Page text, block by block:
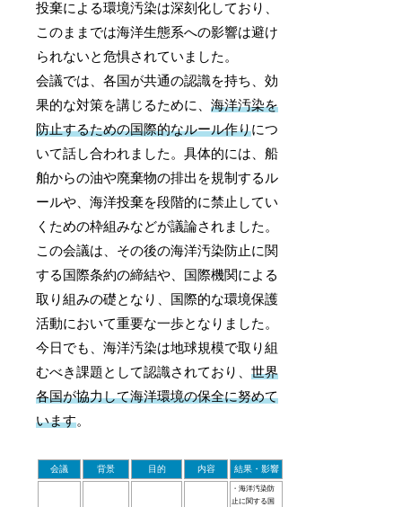
投棄による環境汚染は深刻化しており、
このままでは海洋生態系への影響は避け
られないと危惧されていました。
会議では、各国が共通の認識を持ち、効
果的な対策を講じるために、海洋汚染を
防止するための国際的なルール作りにつ
いて話し合われました。具体的には、船
舶からの油や廃棄物の排出を規制するル
ールや、海洋投棄を段階的に禁止してい
くための枠組みなどが議論されました。
この会議は、その後の海洋汚染防止に関
する国際条約の締結や、国際機関による
取り組みの礎となり、国際的な環境保護
活動において重要な一歩となりました。
今日でも、海洋汚染は地球規模で取り組
むべき課題として認識されており、世界
各国が協力して海洋環境の保全に努めて
います。
会議 背景 目的 内容 結果・影響
・海洋汚染防
止に関する国